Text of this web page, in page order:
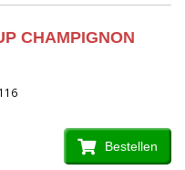
CHAMPIGNON
Bestellen